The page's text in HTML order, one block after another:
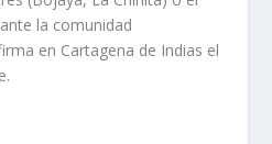
la comunidad
en Cartagena de Indias el